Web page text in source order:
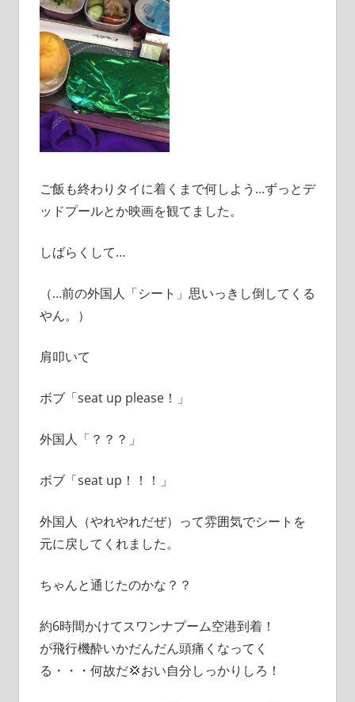
ご飯も終わりタイに着くまで何しよう…ずっとデ
ッドプールとか映画を観てました。
しばらくして…
（…前の外国人「シート」思いっきし倒してくる
やん。）
肩叩いて
ボブ「seat up please！」
外国人「？？？」
ボブ「seat up！！！」
外国人（やれやれだぜ）って雰囲気でシートを
元に戻してくれました。
ちゃんと通じたのかな？？
約6時間かけてスワンナプーム空港到着！
が飛行機酔いかだんだん頭痛くなってく
る・・・何故だ💢おい自分しっかりしろ！